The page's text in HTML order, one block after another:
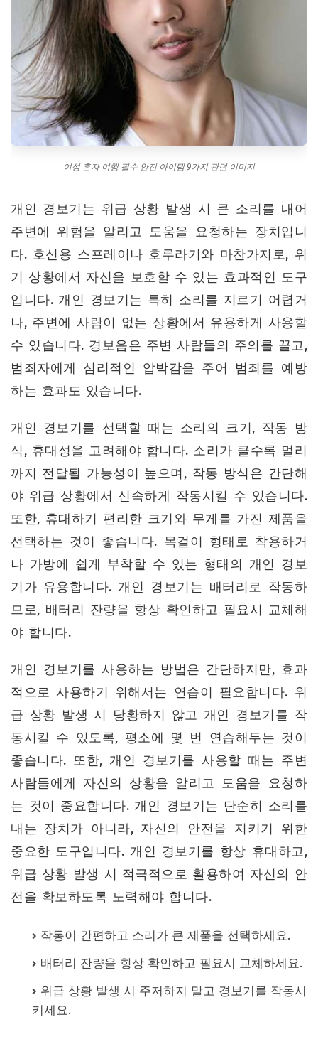
여성 혼자 여행 필수 안전 아이템 9가지 관련 이미지
개인 경보기는 위급 상황 발생 시 큰 소리를 내어
주변에 위험을 알리고 도움을 요청하는 장치입니
다. 호신용 스프레이나 호루라기와 마찬가지로, 위
기 상황에서 자신을 보호할 수 있는 효과적인 도구
입니다. 개인 경보기는 특히 소리를 지르기 어렵거
나, 주변에 사람이 없는 상황에서 유용하게 사용할
수 있습니다. 경보음은 주변 사람들의 주의를 끌고,
범죄자에게 심리적인 압박감을 주어 범죄를 예방
하는 효과도 있습니다.
개인 경보기를 선택할 때는 소리의 크기, 작동 방
식, 휴대성을 고려해야 합니다. 소리가 클수록 멀리
까지 전달될 가능성이 높으며, 작동 방식은 간단해
야 위급 상황에서 신속하게 작동시킬 수 있습니다.
또한, 휴대하기 편리한 크기와 무게를 가진 제품을
선택하는 것이 좋습니다. 목걸이 형태로 착용하거
나 가방에 쉽게 부착할 수 있는 형태의 개인 경보
기가 유용합니다. 개인 경보기는 배터리로 작동하
므로, 배터리 잔량을 항상 확인하고 필요시 교체해
야 합니다.
개인 경보기를 사용하는 방법은 간단하지만, 효과
적으로 사용하기 위해서는 연습이 필요합니다. 위
급 상황 발생 시 당황하지 않고 개인 경보기를 작
동시킬 수 있도록, 평소에 몇 번 연습해두는 것이
좋습니다. 또한, 개인 경보기를 사용할 때는 주변
사람들에게 자신의 상황을 알리고 도움을 요청하
는 것이 중요합니다. 개인 경보기는 단순히 소리를
내는 장치가 아니라, 자신의 안전을 지키기 위한
중요한 도구입니다. 개인 경보기를 항상 휴대하고,
위급 상황 발생 시 적극적으로 활용하여 자신의 안
전을 확보하도록 노력해야 합니다.
작동이 간편하고 소리가 큰 제품을 선택하세요.
배터리 잔량을 항상 확인하고 필요시 교체하세요.
위급 상황 발생 시 주저하지 말고 경보기를 작동시
키세요.